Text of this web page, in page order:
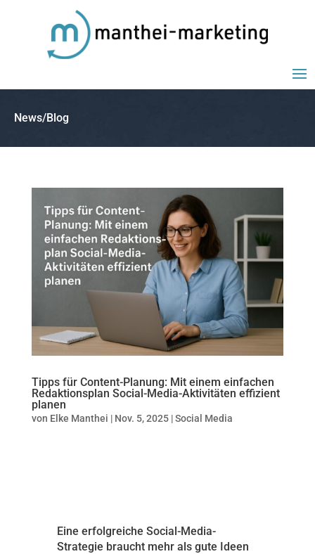
News/Blog
Tipps für Content-Planung: Mit einem einfachen
Redaktionsplan Social-Media-Aktivitäten effizient
planen
von Elke Manthei | Nov. 5, 2025|Social Media
Eine erfolgreiche Social-Media-
Strategie braucht mehr als gute Ideen